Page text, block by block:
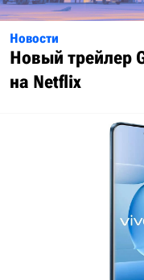
Новости
Новый трейлер
на Netflix